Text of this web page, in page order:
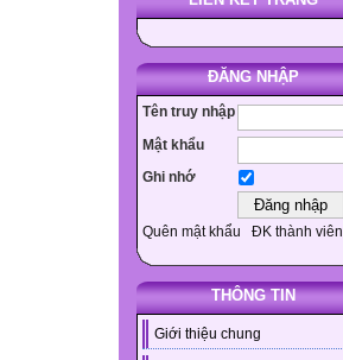
ĐĂNG NHẬP
Tên truy nhập
Mật khẩu
Ghi nhớ
Quên mật khẩu ĐK thành viên
THÔNG TIN
Giới thiệu chung